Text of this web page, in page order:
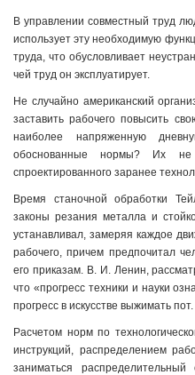
В управлении совместный труд
использует эту необходимую
труда, что обусловливает
чей труд он эксплуатирует.
Не случайно американский
заставить рабочего повысить
наиболее напряженную
обоснованные нормы? Их
спроектированного заранее
Время станочной обработки
законы резания металла и
устанавливал, замеряя каждое
рабочего, причем предпочитал
его приказам. В. И. Ленин,
что «прогресс техники и науки
прогресс в искусстве выжимать пот.
Расчетом норм по
инструкций, распределением
заниматься